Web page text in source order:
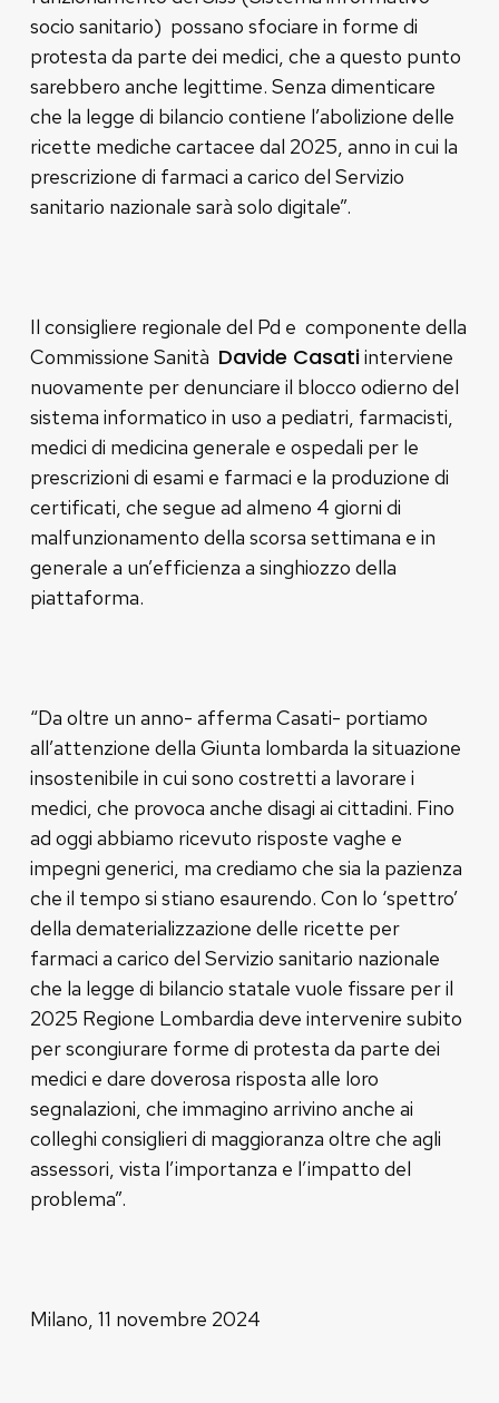
socio sanitario) possano sfociare in forme di
protesta da parte dei medici, che a questo punto
sarebbero anche legittime. Senza dimenticare
che la legge di bilancio contiene l’abolizione delle
ricette mediche cartacee dal 2025, anno in cui la
prescrizione di farmaci a carico del Servizio
sanitario nazionale sarà solo digitale”.
Il consigliere regionale del Pd e componente della
Commissione Sanità Davide Casatiinterviene
nuovamente per denunciare il blocco odierno del
sistema informatico in uso a pediatri, farmacisti,
medici di medicina generale e ospedali per le
prescrizioni di esami e farmaci e la produzione di
certificati, che segue ad almeno 4 giorni di
malfunzionamento della scorsa settimana e in
generale a un’efficienza a singhiozzo della
piattaforma.
“Da oltre un anno- afferma Casati- portiamo
all’attenzione della Giunta lombarda la situazione
insostenibile in cui sono costretti a lavorare i
medici, che provoca anche disagi ai cittadini. Fino
ad oggi abbiamo ricevuto risposte vaghe e
impegni generici, ma crediamo che sia la pazienza
che il tempo si stiano esaurendo. Con lo ‘spettro’
della dematerializzazione delle ricette per
farmaci a carico del Servizio sanitario nazionale
che la legge di bilancio statale vuole fissare per il
2025 Regione Lombardia deve intervenire subito
per scongiurare forme di protesta da parte dei
medici e dare doverosa risposta alle loro
segnalazioni, che immagino arrivino anche ai
colleghi consiglieri di maggioranza oltre che agli
assessori, vista l’importanza e l’impatto del
problema”.
Milano, 11 novembre 2024